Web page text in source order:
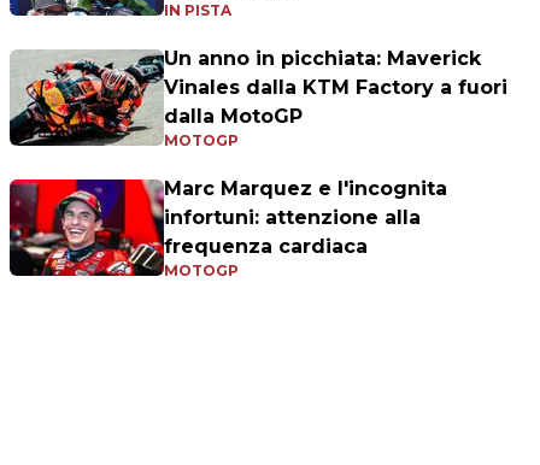
IN PISTA
Un anno in picchiata: Maverick
Vinales dalla KTM Factory a fuori
dalla MotoGP
MOTOGP
Marc Marquez e l'incognita
infortuni: attenzione alla
frequenza cardiaca
MOTOGP